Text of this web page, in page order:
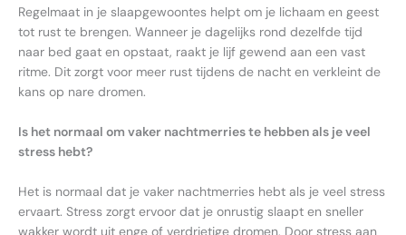
Regelmaat in je slaapgewoontes helpt om je lichaam en geest
tot rust te brengen. Wanneer je dagelijks rond dezelfde tijd
naar bed gaat en opstaat, raakt je lijf gewend aan een vast
ritme. Dit zorgt voor meer rust tijdens de nacht en verkleint de
kans op nare dromen.
Is het normaal om vaker nachtmerries te hebben als je veel
stress hebt?
Het is normaal dat je vaker nachtmerries hebt als je veel stress
ervaart. Stress zorgt ervoor dat je onrustig slaapt en sneller
wakker wordt uit enge of verdrietige dromen. Door stress aan